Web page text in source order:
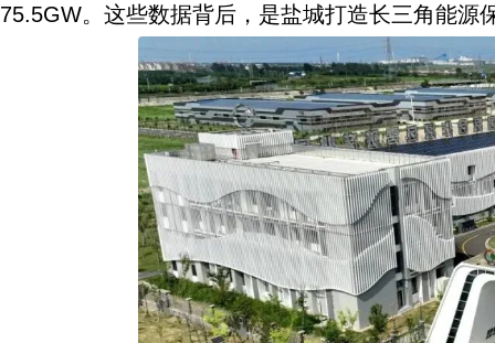
75.5GW。这些数据背后，是盐城打造长三角能源